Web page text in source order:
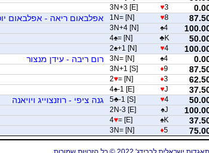
♥3
3N+3 [E]
♥8
1N= [N] אפלבאום ריאה - אפלבאום
♠4
3N+4 [N]
♣K
4♠= [N]
♥4
2♠+1 [N]
♠4
3N= [N] רום ריבה - עידן מנצור
♦9
3N+1 [S]
♦3
2♥= [N]
♥J
4♠-1 [E]
♥4
5♣-1 [S] גנה ציפי - רוזנצוייג ויויאנה
♠J
2N-3 [E]
♠K
4♥= [E]
♦5
3N= [N]